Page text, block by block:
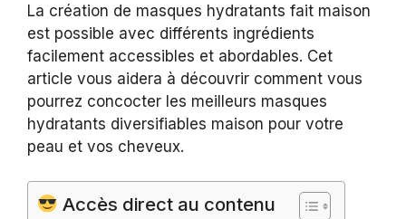
La création de masques hydratants fait maison
est possible avec différents ingrédients
facilement accessibles et abordables. Cet
article vous aidera à découvrir comment vous
pourrez concocter les meilleurs masques
hydratants diversifiables maison pour votre
peau et vos cheveux.
Accès direct au contenu